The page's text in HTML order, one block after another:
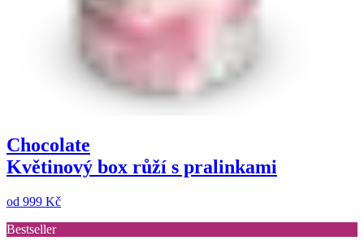
Chocolate
Květinový box růží s pralinkami
od 999 Kč
Bestseller